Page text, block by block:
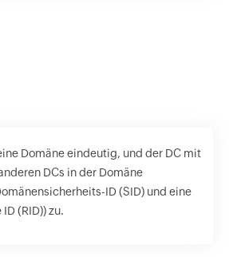
Domäne eindeutig, und der DC mit
DCs in der Domäne
ID (SID) und eine
(RID)) zu.